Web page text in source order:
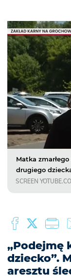
Matka
drugiego
SCREEN
„Podejmę
dziecko”.
aresztu